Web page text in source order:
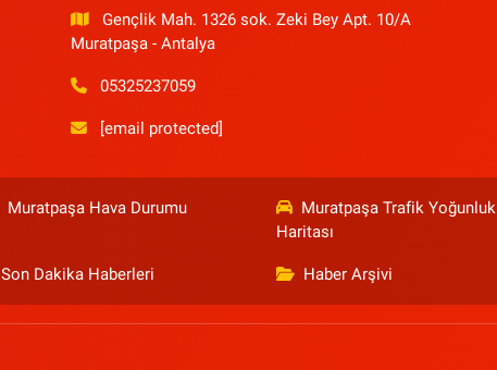
Gençlik Mah. 1326 sok. Zeki Bey Apt. 10/A
Muratpaşa - Antalya
05325237059
[email protected]
Muratpaşa Hava Durumu
Muratpaşa Trafik Yoğunluk
Haritası
Son Dakika Haberleri Haber Arşivi